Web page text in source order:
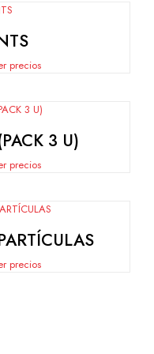
precios
3 U)
precios
precios